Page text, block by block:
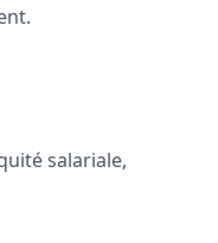
salariale,